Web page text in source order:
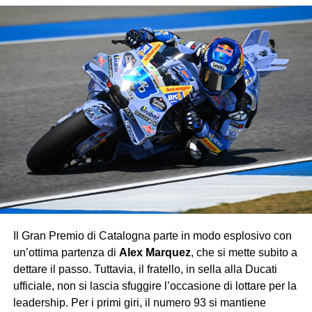
Il pubblico italiano ha potuto applaudire anche
Kimi Antonelli, capace di portare a casa un prezioso
, consolidando la sua crescita in Formula 1
con una gara solida e priva di errori.
La corsa ha invece riservato amarezze perNico
Hülkenberg, fermato da un problema tecnico prima
ancora del via, e perFernando Alonso, costretto al ritiro
a metà gara per un guasto che ha interrotto il weekend
dell’Aston Martin.
Con questo successo, Verstappen consolida
ulteriormente la sua leadership iridata, lasciando poche
speranze agli avversari: la Red Bull continua a viaggiare
su un altro pianeta, mentre Ferrari e McLaren si
contendono soltanto le briciole di un dominio che sembra
destinato a durare.
Il Gran Premio di Catalogna parte in modo esplosivo con
un’ottima partenza di Alex Marquez, che si mette subito a
dettare il passo. Tuttavia, il fratello, in sella alla Ducati
ufficiale, non si lascia sfuggire l’occasione di lottare per la
leadership. Per i primi giri, il numero 93 si mantiene